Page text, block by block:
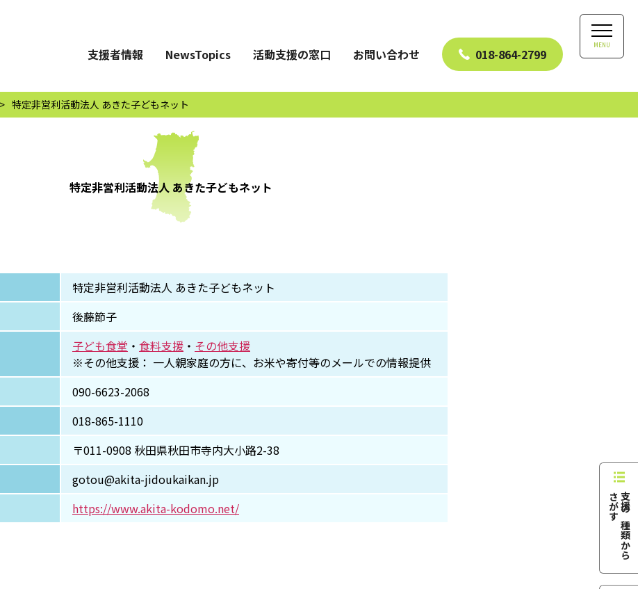
支援者情報 NewsTopics 活動支援の窓口 お問い合わせ 018-864-2799
MENU
> 特定非営利活動法人 あきた子どもネット
特定非営利活動法人 あきた子どもネット
特定非営利活動法人 あきた子どもネット
後藤節子
子ども食堂 ・ 食料支援 ・ その他支援
※その他支援： 一人親家庭の方に、お米や寄付等のメールでの情報提供
090-6623-2068
018-865-1110
〒011-0908 秋田県秋田市寺内大小路2-38
gotou@akita-jidoukaikan.jp
https://www.akita-kodomo.net/ 支
援
の
種
類
か
ら
さ
が
す